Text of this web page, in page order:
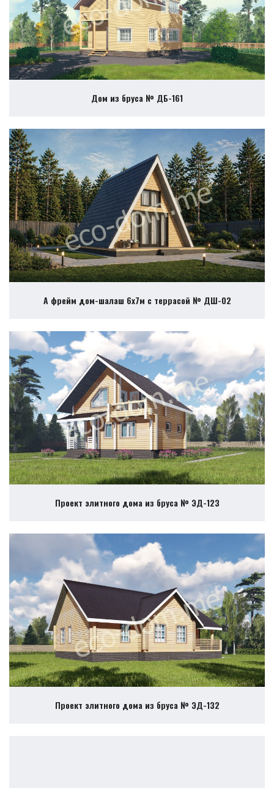
Дом из бруса № ДБ-161
А фрейм дом-шалаш 6х7м с террасой № ДШ-02
Проект элитного дома из бруса № ЭД-123
Проект элитного дома из бруса № ЭД-132